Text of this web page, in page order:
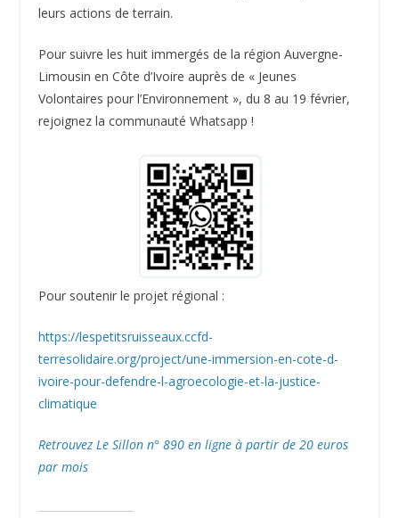
leurs actions de terrain.
Pour suivre les huit immergés de la région Auvergne-
Limousin en Côte d’Ivoire auprès de « Jeunes
Volontaires pour l’Environnement », du 8 au 19 février,
rejoignez la communauté Whatsapp !
Pour soutenir le projet régional :
https://lespetitsruisseaux.ccfd-
terresolidaire.org/project/une-immersion-en-cote-d-
ivoire-pour-defendre-l-agroecologie-et-la-justice-
climatique
Retrouvez Le Sillon n° 890 en ligne à partir de 20 euros
par mois